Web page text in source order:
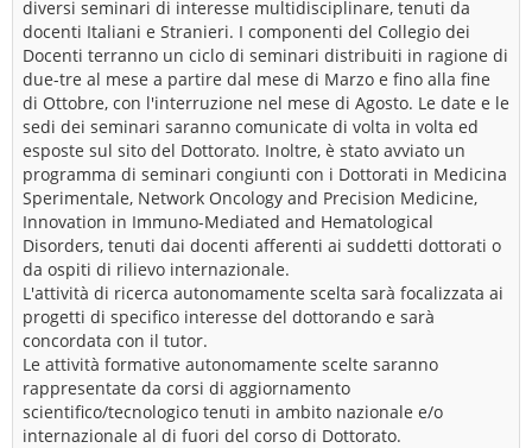
diversi seminari di interesse multidisciplinare, tenuti da
docenti Italiani e Stranieri. I componenti del Collegio dei
Docenti terranno un ciclo di seminari distribuiti in ragione di
due-tre al mese a partire dal mese di Marzo e fino alla fine
di Ottobre, con l'interruzione nel mese di Agosto. Le date e le
sedi dei seminari saranno comunicate di volta in volta ed
esposte sul sito del Dottorato. Inoltre, è stato avviato un
programma di seminari congiunti con i Dottorati in Medicina
Sperimentale, Network Oncology and Precision Medicine,
Innovation in Immuno-Mediated and Hematological
Disorders, tenuti dai docenti afferenti ai suddetti dottorati o
da ospiti di rilievo internazionale.
L'attività di ricerca autonomamente scelta sarà focalizzata ai
progetti di specifico interesse del dottorando e sarà
concordata con il tutor.
Le attività formative autonomamente scelte saranno
rappresentate da corsi di aggiornamento
scientifico/tecnologico tenuti in ambito nazionale e/o
internazionale al di fuori del corso di Dottorato.